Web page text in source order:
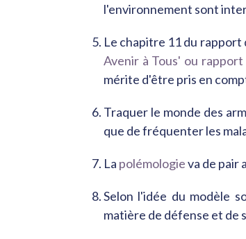
l'environnement sont
Le chapitre 11 du rapport
Avenir à Tous' ou
mérite d'être pris en
Traquer le monde des
que de fréquenter les
La polémologieva de pair
Selon l'idée du modèle
matière de défense et de